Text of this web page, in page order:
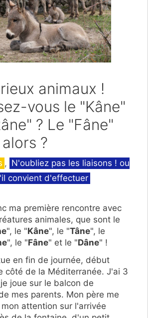
animaux !
vous le "Kâne"
? Le "Fâne"
?
, N'oubliez pas les liaisons ! ou
convient d'effectuer
ma première rencontre avec
animales, que sont le
", le "Kâne", le "Tâne", le
", le "Fâne" et le "Dâne" !
en fin de journée, début
côté de la Méditerranée. J'ai 3
joue sur le balcon de
mes parents. Mon père me
attention sur l'arrivée